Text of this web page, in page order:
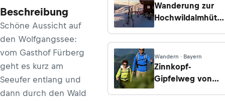
Beschreibung
Schöne Aussicht auf
den Wolfgangssee:
vom Gasthof Fürberg
geht es kurz am
Seeufer entlang und
dann durch den Wald
Wanderung zur
Hochwildalmhütte
Wandern · Bayern
Zinnkopf-
Gipfelweg von